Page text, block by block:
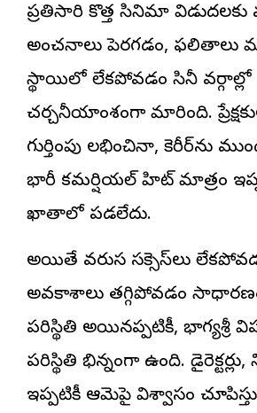
ప్రతిసారి కొత్త సినిమా
అంచనాలు పెరగడం, ఫలితాలు
స్థాయిలో లేకపోవడం సినీ వర్గాల్లో
చర్చనీయాంశంగా మారింది.
గుర్తింపు లభించినా, కెరీర్‌ను
భారీ కమర్షియల్ హిట్ మాత్రం
ఖాతాలో పడలేదు.
అయితే వరుస స‌క్సెస్‌లు
అవకాశాలు తగ్గిపోవడం
పరిస్థితి అయినప్పటికీ, భాగ్యశ్రీ
పరిస్థితి భిన్నంగా ఉంది.
ఇప్పటికీ ఆమెపై విశ్వాసం